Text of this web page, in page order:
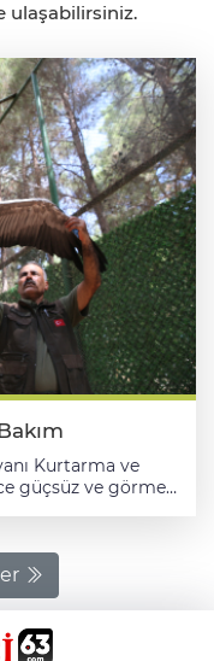
ulaşabilirsiniz.
Kurtarma ve
güçsüz ve görme
turna,
Doğa Koruma
bağlı
ve Rehabilitasyon